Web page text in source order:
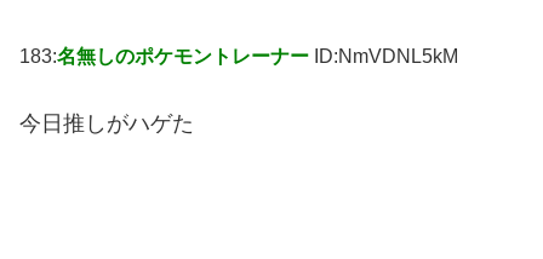
183:名無しのポケモントレーナー ID:NmVDNL5kM
今日推しがハゲた